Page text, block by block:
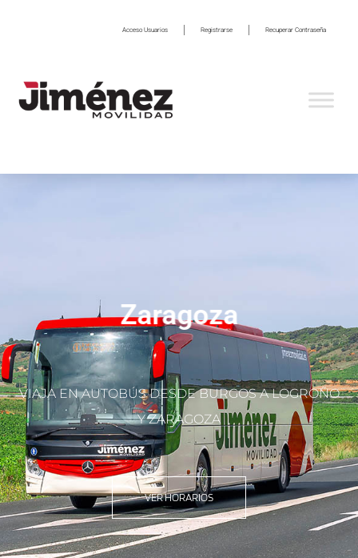
Acceso Usuarios Registrarse Recuperar Contraseña
Zaragoza
VIAJA EN AUTOBÚS DESDE BURGOS A LOGROÑO
Y ZARAGOZA
VER HORARIOS